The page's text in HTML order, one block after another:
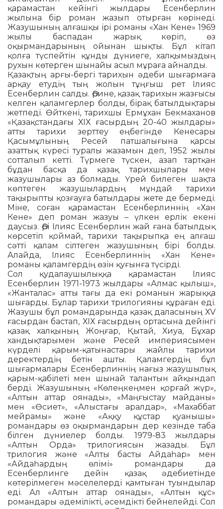
қарамастан кейінгі жылдары Есенберлин
жылына бір роман жазып отырған көрінеді.
Жазушының алғашқы ірі романы «Хан Кене» 1969
жылы баспадан жарық көріп, өз
оқырмандарының ойынан шықты. Бұл кітап
қолға түспейтін құнды дүниеге, халқымыздың
рухын кө­тер­ген шынайы асыл мұраға айналды.
Қазақтың арғы-бергі тарихын әдеби шығармаға
арқау етудің тың жолын тұң­ғыш рет Ілияс
Есенберлин салды. Әрине, қазақ тарихын жазғысы
келген қалам­гер­лер болды, бірақ батылдықтары
жет­пе­ді. Өйткені, тарихшы Ермұхан Бекмаханов
«Қазақстандағы ХІХ ғасырдың 20-40 жылдары»
атты тарихи зерттеу еңбегінде Кенесары
Қасымұлының Ресей патшалығына қарсы
азаттық күресі туралы жазамын деп, 1952 жылы
сотталып кетті. Түрмеге түскен, азап тартқан
бұдан басқа да қазақ тарихшылары мен
жазушылары аз болмады. Үрей билеген шақта
көптеген жазушылардың мұндай тарихи
тақырыпты қозғауға батылдары жете де бермеді.
Міне, соған қарамастан Есенберлиннің «Хан
Кене» деп роман жазуы – үлкен ерлік екені
даусыз. Әрі Іли­яс Есенберлин жай ғана батылдық
көрсетіп қоймай, тарихи тақырыпқа ең алғаш
сәтті қалам сілтеген жазушының бірі болды.
Алайда, Ілияс Есенберлиннің «Хан Кене»
романы қаламгердің өзін қуғынға түсірді.
Сол қудалаушылыққа қарамастан Ілияс
Есенберлин 1971-1973 жылдары «Алмас қылыш»,
«Жанталас» атты тағы да екі романын жарыққа
шығарды. Бұлар тарихи трилогияны құраған еді.
Жазушы бұл романдарында қазақ даласының ХV
ғасырдан бастап, ХІХ ғасырдың ортасына дейінгі
қазақ халқының Жоңғар, Қытай, Хиуа, Бұхар
хандықтарымен және Ресей империясымен
күрделі қарым-қатынастары жайлы тарихи
деректердің бетін ашты. Қаламгердің бұл
шығарма­лары Есенберлиннің нағыз жазушылық
қарым-қабілеті мен шынай талантын айқындап
берді. Жазушының «Көлеңкең­мен қорғай жүр»,
«Алтын аттар оянады», «Маңғыстау майданы»
мен «Өсиет», «Алыс­тағы аралдар», «Махаббат
мейрамы» және «Аққу құстар қуанышы»
романдары өз оқырмандарын дер кезінде таба
білген дүниелер болды. 1979-83 жылдары
«Алтын Орда» трилогиясын жазады. Бұл
трилогия және «Алты басты Айдаһар» мен
«Айдаһардың өлімі» романдары да
Есенберлинге дейін қазақ әдебиетінде
көтерілмеген мәселелерді қамтыған туын­дылар
еді. Ал «Алтын аттар оянады», «Ал­тын құс»
романдары әдемілікті, әсем­дікті бейнелейді. Сол